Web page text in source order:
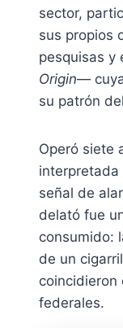
sector,
sus propios
pesquisas y
Origin—
su patrón
Operó siete
interpretada
señal de
delató fue
consumido:
de un
coincidieron
federales.